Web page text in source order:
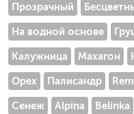
Прозрачный
На водной основе
Калужница Махагон
Орех Палисандр
Сенеж Alpina Belinka